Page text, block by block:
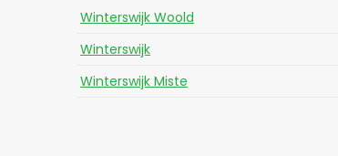
Winterswijk Woold
Winterswijk
Winterswijk Miste